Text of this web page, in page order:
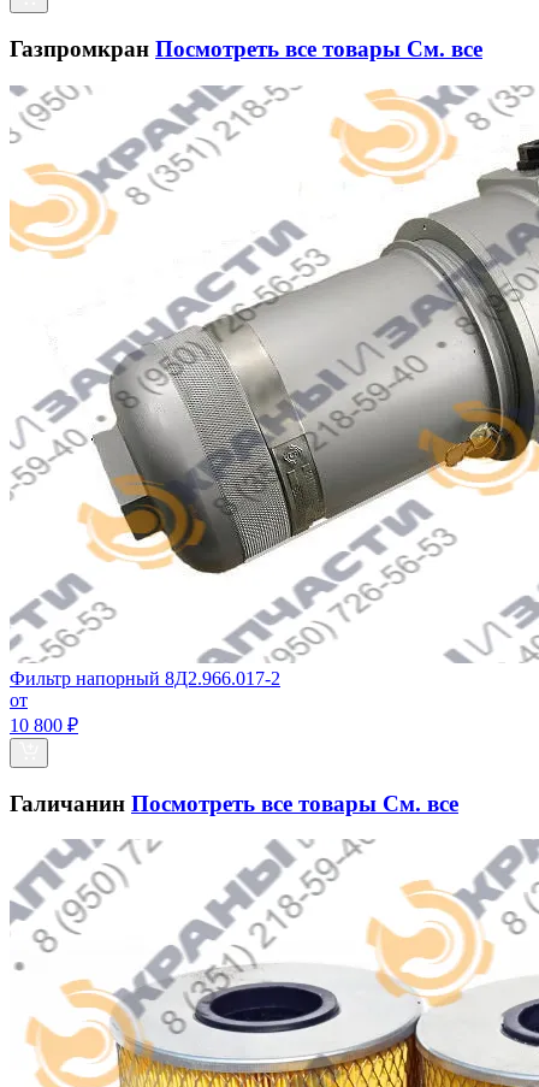
Газпромкран Посмотреть все товары См. все
Фильтр напорный 8Д2.966.017-2
от
10 800 ₽
Галичанин Посмотреть все товары См. все